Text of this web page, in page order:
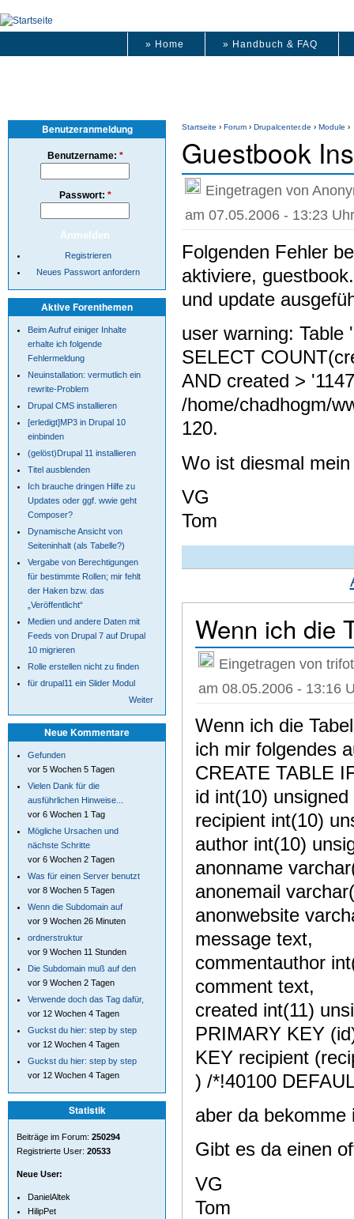
» Home » Handbuch & FAQ
Startseite › Forum › Drupalcenter.de › Module ›
Guestbook
Eingetragen von
am 07.05.2006 - 13:23 Uhr
Folgenden Fehler
aktiviere,
und update
user warning:
SELECT
AND created >
/home/chadhogm/
120.
Wo ist diesmal
VG
Tom
Wenn ich die
Eingetragen von
am 08.05.2006 - 13:16
Wenn ich die
ich mir folgendes
CREATE TABLE
id int(10)
recipient int(10)
author int(10)
anonname
anonemail
anonwebsite
message text,
commentauthor
comment text,
created int(11)
PRIMARY KEY
KEY recipient
) /*!40100
aber da bekomme
Gibt es da einen
VG
Tom
Benutzeranmeldung
Benutzername: *
Passwort: *
Registrieren
Neues Passwort anfordern
Aktive Forenthemen
Beim Aufruf einiger Inhalte
erhalte ich folgende
Fehlermeldung
Neuinstallation: vermutlich ein
rewrite-Problem
Drupal CMS installieren
[erledigt]MP3 in Drupal 10
einbinden
(gelöst)Drupal 11 installieren
Titel ausblenden
Ich brauche dringen Hilfe zu
Updates oder ggf. wwie geht
Composer?
Dynamische Ansicht von
Seiteninhalt (als Tabelle?)
Vergabe von Berechtigungen
für bestimmte Rollen; mir fehlt
der Haken bzw. das
„Veröffentlicht“
Medien und andere Daten mit
Feeds von Drupal 7 auf Drupal
10 migrieren
Rolle erstellen nicht zu finden
für drupal11 ein Slider Modul
Weiter
Neue Kommentare
Gefunden
vor 5 Wochen 5 Tagen
Vielen Dank für die
ausführlichen Hinweise...
vor 6 Wochen 1 Tag
Mögliche Ursachen und
nächste Schritte
vor 6 Wochen 2 Tagen
Was für einen Server benutzt
vor 8 Wochen 5 Tagen
Wenn die Subdomain auf
vor 9 Wochen 26 Minuten
ordnerstruktur
vor 9 Wochen 11 Stunden
Die Subdomain muß auf den
vor 9 Wochen 2 Tagen
Verwende doch das Tag dafür,
vor 12 Wochen 4 Tagen
Guckst du hier: step by step
vor 12 Wochen 4 Tagen
Guckst du hier: step by step
vor 12 Wochen 4 Tagen
Statistik
Beiträge im Forum: 250294
Registrierte User: 20533
Neue User:
DanielAltek
HilipPet